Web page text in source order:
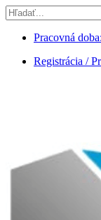
Pracovná
Registrácia /